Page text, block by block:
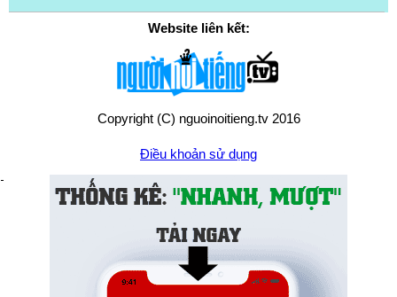
Website liên kết:
Copyright (C) nguoinoitieng.tv 2016
Điều khoản sử dụng
Chính sách quyền riêng tư